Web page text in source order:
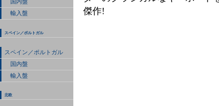
国内盤
輸入盤
スペイン／ポルトガル
スペイン／ポルトガル
国内盤
輸入盤
北欧
傑作!